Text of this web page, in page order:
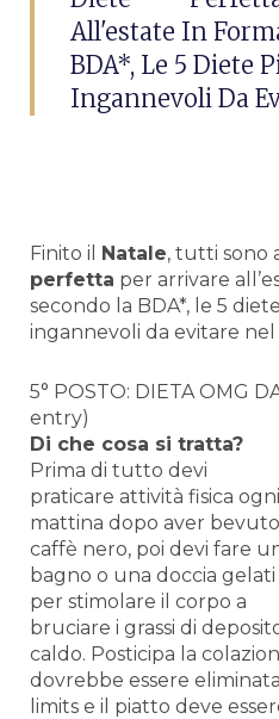
All'estate In
BDA*, Le 5 Diete
Ingannevoli Da
Finito il Natale, tutti sono
perfetta per arrivare
secondo la BDA*, le 5
ingannevoli da evitare nel
5° POSTO: DIETA OMG
entry)
Di che cosa si tratta?
Prima di tutto devi
praticare attività fisica ogni
mattina dopo aver bevuto
caffè nero, poi devi fare
bagno o una doccia gelati
per stimolare il corpo a
bruciare i grassi di
caldo. Posticipa la
dovrebbe essere
limits e il piatto deve